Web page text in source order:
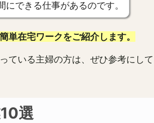
できる仕事があるのです。
単在宅ワークをご紹介します。
ている主婦の方は、ぜひ参考にして
選